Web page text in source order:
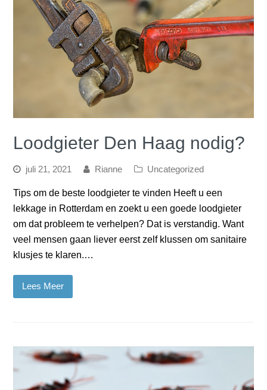
Loodgieter Den Haag nodig?
juli 21, 2021 Rianne Uncategorized
Tips om de beste loodgieter te vinden Heeft u een
lekkage in Rotterdam en zoekt u een goede loodgieter
om dat probleem te verhelpen? Dat is verstandig. Want
veel mensen gaan liever eerst zelf klussen om sanitaire
klusjes te klaren.…
Lees Meer